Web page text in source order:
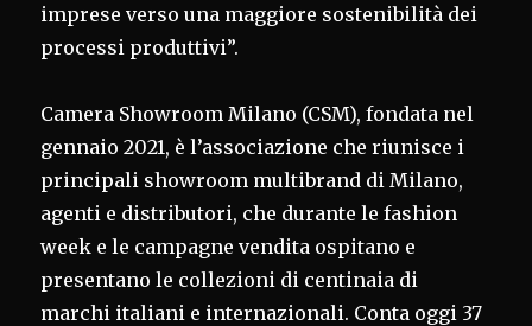
imprese verso una maggiore sostenibilità dei
processi produttivi”.
Camera Showroom Milano (CSM), fondata nel
gennaio 2021, è l’associazione che riunisce i
principali showroom multibrand di Milano,
agenti e distributori, che durante le fashion
week e le campagne vendita ospitano e
presentano le collezioni di centinaia di
marchi italiani e internazionali. Conta oggi 37